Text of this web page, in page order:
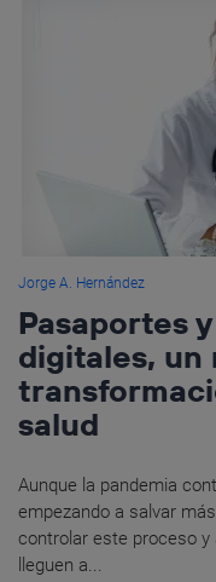
Jorge A. Hernández
Pasaportes
digitales, un
salud
Aunque la pandemia
empezando a salvar
controlar este proceso y
lleguen a...